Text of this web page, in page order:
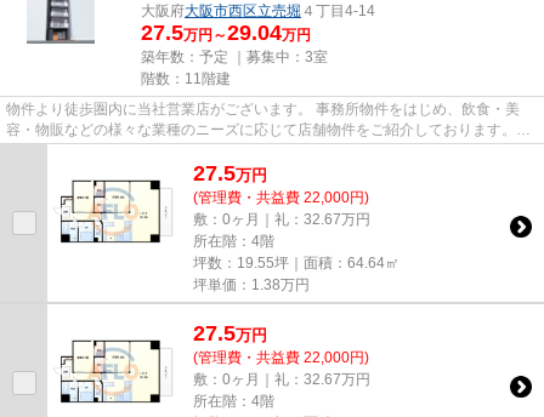
大阪府大阪市西区立売堀 ４丁目4-14
27.5万円～29.04万円
築年数：予定 ｜募集中： 3室
階数：11階建
物件より徒歩圏内に当社営業店がございます。 事務所物件をはじめ、飲食・美
容・物販などの様々な業種のニーズに応じて店舗物件をご紹介しております。
尚、弊社ではおとり広告は一切...
27.5万円
(管理費・共益費 22,000円)
敷：0ヶ月｜礼：32.67万円
所在階：4階
坪数：19.55坪｜面積：64.64㎡
坪単価： 1.38万円
27.5万円
(管理費・共益費 22,000円)
敷：0ヶ月｜礼：32.67万円
所在階：4階